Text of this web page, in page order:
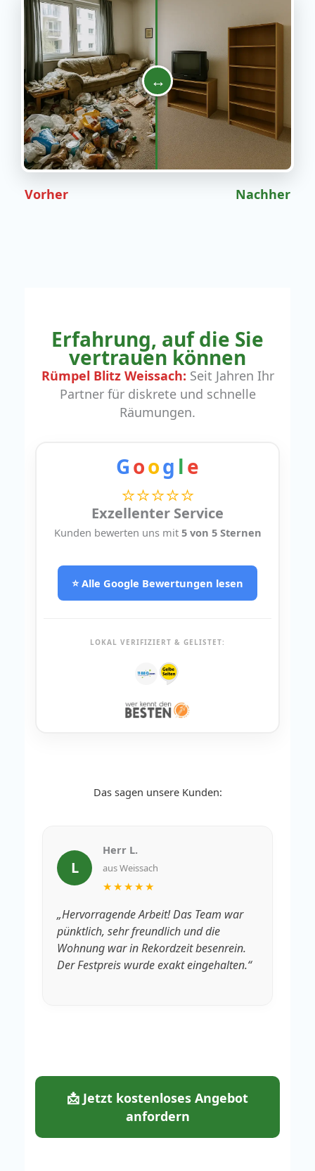
↔
Vorher Nachher
Erfahrung, auf die Sie
vertrauen können
Rümpel Blitz Weissach: Seit Jahren Ihr
Partner für diskrete und schnelle
Räumungen.
Goog le
⭐⭐⭐⭐⭐
Exzellenter Service
Kunden bewerten uns mit 5 von 5 Sternen
⭐ Alle Google Bewertungen lesen
LOKAL VERIFIZIERT & GELISTET:
Das sagen unsere Kunden:
L
Herr L.
aus Weissach
★★★★★
„Hervorragende Arbeit! Das Team war
pünktlich, sehr freundlich und die
Wohnung war in Rekordzeit besenrein.
Der Festpreis wurde exakt eingehalten.“
📩 Jetzt kostenloses Angebot
anfordern